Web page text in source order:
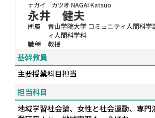
ナガイ カツオ NAGAI Katsuo
永井 健夫
所属
青山学院大学 コミュニティ人間科学
ィ人間科学科
職種
教授
基幹教員
主要授業科目担当
担当科目
地域学習社会論、女性と社会運動、専